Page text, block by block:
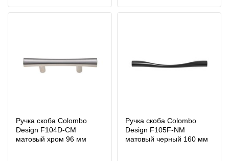
Ручка скоба Colombo
Design F104D-CM
матовый хром 96 мм
Ручка скоба Colombo
Design F105F-NM
матовый черный 160 мм